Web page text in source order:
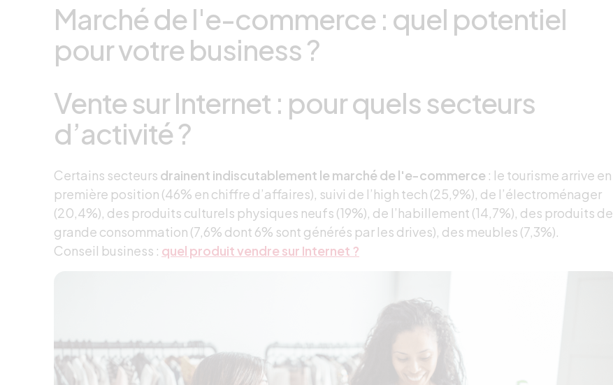
Marché de l'e-commerce : quel potentiel
pour votre business ?
Vente sur Internet : pour quels secteurs
d’activité ?
Certains secteurs drainent indiscutablement le marché de l'e-commerce : le tourisme arrive en
première position (46% en chiffre d’affaires), suivi de l’high tech (25,9%), de l’électroménager
(20,4%), des produits culturels physiques neufs (19%), de l’habillement (14,7%), des produits de
grande consommation (7,6% dont 6% sont générés par les drives), des meubles (7,3%).
Conseil business : quel produit vendre sur Internet ?